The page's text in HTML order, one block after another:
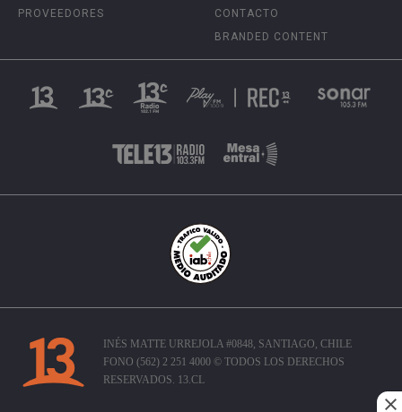
PROVEEDORES
CONTACTO
BRANDED CONTENT
INÉS MATTE URREJOLA #0848, SANTIAGO, CHILE
FONO (562) 2 251 4000 © TODOS LOS DERECHOS
RESERVADOS. 13.CL